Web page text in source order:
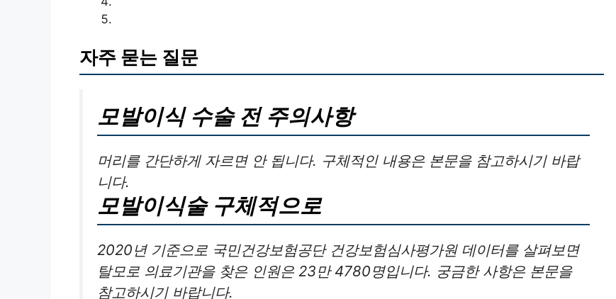
자주 묻는 질문
모발이식 수술 전 주의사항
머리를 간단하게 자르면 안 됩니다. 구체적인 내용은 본문을 참고하시기 바랍
니다.
모발이식술 구체적으로
2020년 기준으로 국민건강보험공단 건강보험심사평가원 데이터를 살펴보면
탈모로 의료기관을 찾은 인원은 23만 4780명입니다. 궁금한 사항은 본문을
참고하시기 바랍니다.